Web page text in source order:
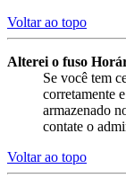
Voltar ao topo
Alterei o fuso
Se você tem
corretamente
armazenado
contate o
Voltar ao topo